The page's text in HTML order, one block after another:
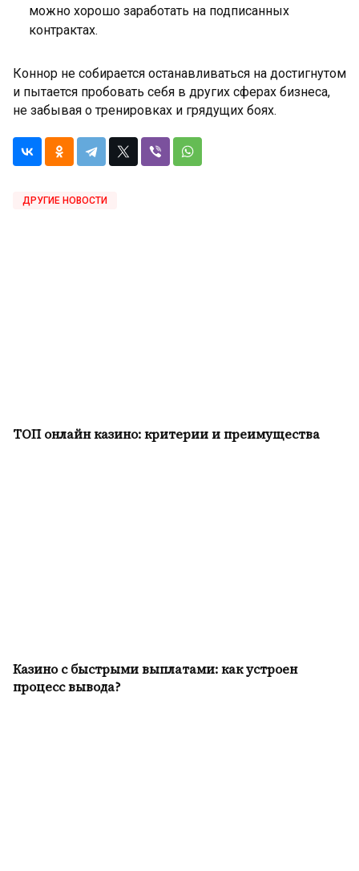
можно хорошо заработать на подписанных
контрактах.
Коннор не собирается останавливаться на достигнутом
и пытается пробовать себя в других сферах бизнеса,
не забывая о тренировках и грядущих боях.
ДРУГИЕ НОВОСТИ
ТОП онлайн казино: критерии и преимущества
Казино с быстрыми выплатами: как устроен
процесс вывода?